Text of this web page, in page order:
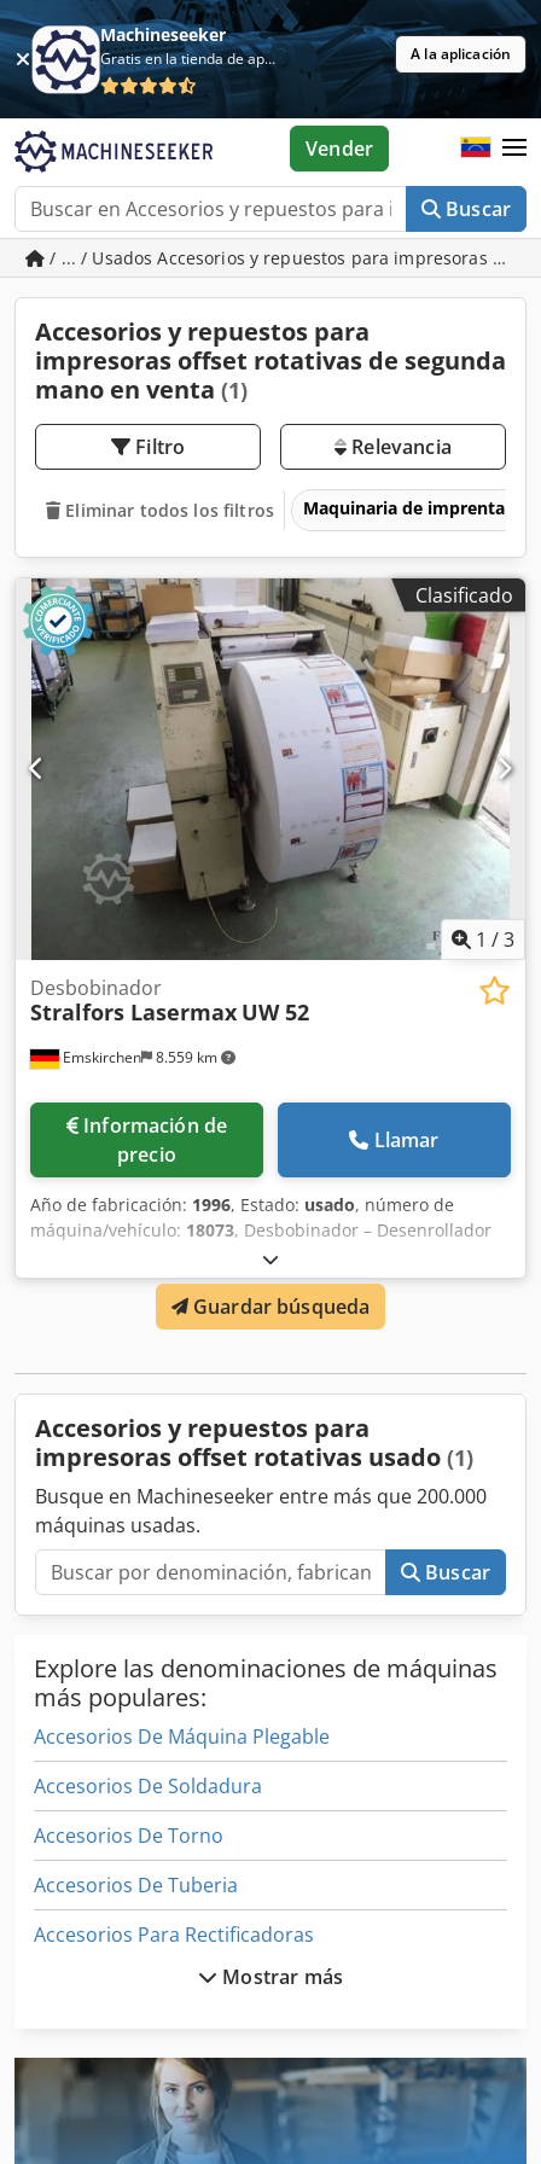
Machineseeker
Gratis en la tienda de aplicaciones A la aplicación
Buscar
Vender
/ ... / Usados Accesorios y repuestos para impresoras
Accesorios y repuestos para
impresoras offset rotativas de segunda
mano en venta (1)
Filtro Relevancia
Eliminar todos los filtros Maquinaria de imprenta y
Clasificado
1 /3
Emskirchen 8.559 km
Desbobinador
Stralfors Lasermax UW 52
Información de
precio
Llamar
Año de fabricación: 1996, Estado: usado, número de
máquina/vehículo: 18073, Desbobinador – Desenrollador
Stralfors Lasermax UW 52 (18073). Año 1996. Cjdpfxoh
Axqqj Agyjha Inspección en vídeo en línea a través de
Skype. Nos complacería mucho recibir su visita; tenemos
más máquinas en stock. Disponible de inmediato; se
se puede probar.
Guardar búsqueda
Accesorios y repuestos para
impresoras offset rotativas usado (1)
Busque en Machineseeker entre más que 200.000
máquinas usadas.
Buscar
Explore las denominaciones de máquinas
más populares:
Accesorios De Máquina Plegable
Accesorios De Soldadura
Accesorios De Torno
Accesorios De Tuberia
Accesorios Para Rectificadoras
Accesorios Recambios
Carpeta De
Dispositivo De Alimentación
Mostrar más